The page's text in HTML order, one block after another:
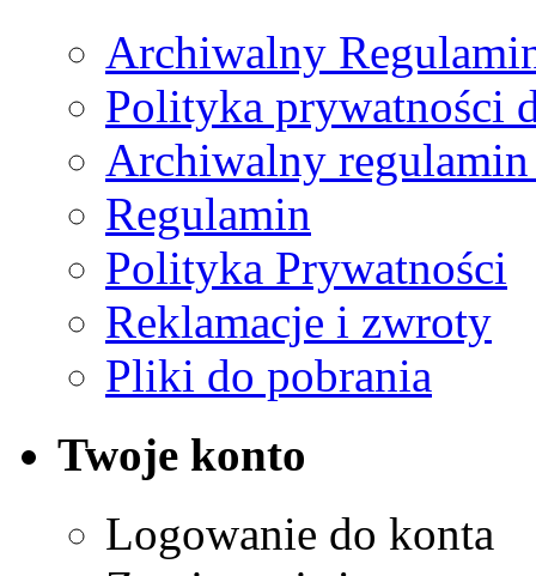
Archiwalny
Polityka prywatności
Archiwalny
Regulamin
Polityka Prywatności
Reklamacje i zwroty
Pliki do pobrania
Twoje konto
Logowanie do konta